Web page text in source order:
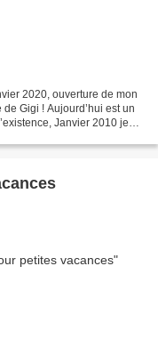
2020, ouverture de mon
Gigi ! Aujourd’hui est un
Janvier 2010 je